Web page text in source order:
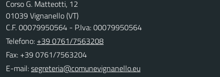
Corso G. Matteotti, 12
01039 Vignanello (VT)
C.F. 00079950564 - P.Iva: 00079950564
Telefono: +39 0761/7563208
Fax: +39 0761/7563204
E-mail: